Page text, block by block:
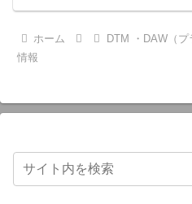
ホーム
DTM ・DAW（
情報